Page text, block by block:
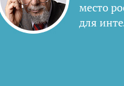
место
для